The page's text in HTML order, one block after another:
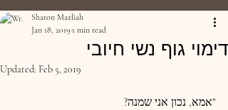
דימוי גוף נשי חיובי
Sharon Mazliah
Jan 18, 2019 1 min read
Updated: Feb 5, 2019
"אמא, נכון אני שמנה?